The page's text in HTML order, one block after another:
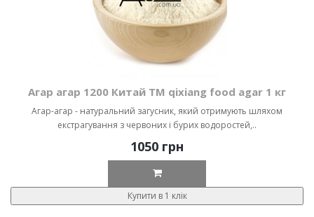
Агар агар 1200 Китай ТМ qixiang food agar 1 кг
Агар-агар - натуральний загусник, який отримують шляхом
екстрагування з червоних і бурих водоростей,..
1050 грн
Купити в 1 клік